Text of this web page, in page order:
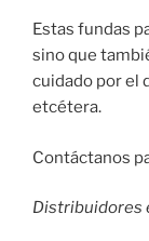
Estas fundas
sino que
cuidado por el
etcétera.
Contáctanos
Distribuidores